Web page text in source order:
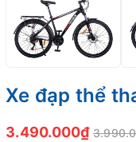
Xe đạp thể
3.490.000₫